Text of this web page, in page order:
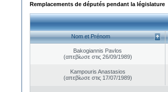
Remplacements de députés pendant la législature
Nom et Prénom
Bakogiannis Pavlos
(απεβίωσε στις 26/09/1989)
Kampouris Anastasios
(απεβίωσε στις 17/07/1989)